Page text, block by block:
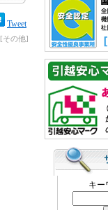
Tweet
[その他]
キー